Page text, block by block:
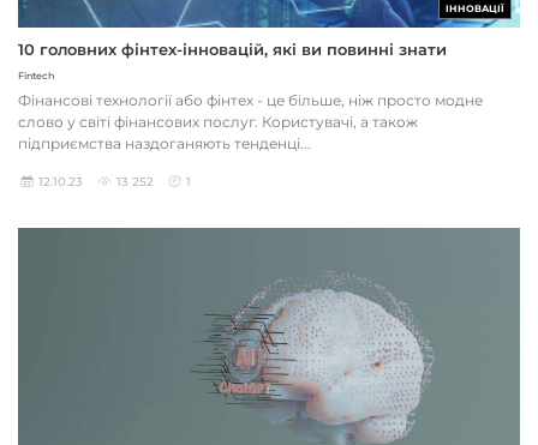
ІННОВАЦІЇ
10 головних фінтех-інновацій, які ви повинні знати
Fintech
Фінансові технології або фінтех - це більше, ніж просто модне
слово у світі фінансових послуг. Користувачі, а також
підприємства наздоганяють тенденці...
12.10.23 13 252 1